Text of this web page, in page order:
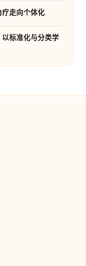
走向个体化
标准化与分类学